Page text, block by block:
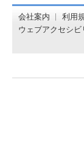
会社案内 利用
ウェブアクセシ